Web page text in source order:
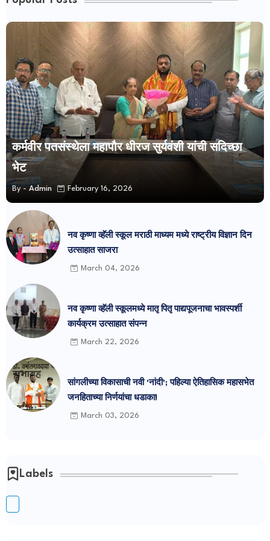
कर्मवीर पतसंस्थेला महापौर धीरज सुर्यवंशी यांची सदिच्छा
भेट
By - Admin February 16, 2026
नव कृष्णा व्हॅली स्कूल मराठी माध्यम मध्ये राष्ट्रीय विज्ञान दिन
उत्साहात साजरा
March 04, 2026
नव कृष्णा व्हॅली स्कूलमध्ये मातृ पितृ पाद्यपूजनाचा भावस्पर्शी
कार्यक्रम उत्साहात संपन्न
March 22, 2026
सांगलीच्या विकासाची नवी 'नांदी'; पहिल्या ऐतिहासिक महासभेत
जनहिताच्या निर्णयांचा धडाका!
March 03, 2026
Labels